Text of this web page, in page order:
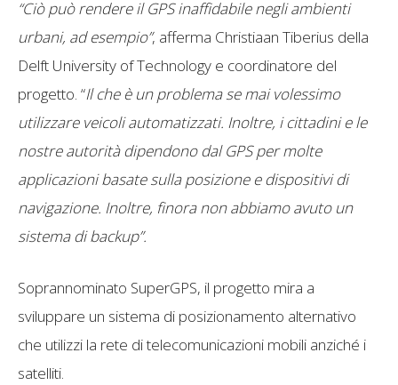
“Ciò può rendere il GPS inaffidabile negli ambienti
urbani, ad esempio”, afferma Christiaan Tiberius della
Delft University of Technology e coordinatore del
progetto. “Il che è un problema se mai volessimo
utilizzare veicoli automatizzati. Inoltre, i cittadini e le
nostre autorità dipendono dal GPS per molte
applicazioni basate sulla posizione e dispositivi di
navigazione. Inoltre, finora non abbiamo avuto un
sistema di backup”.
Soprannominato SuperGPS, il progetto mira a
sviluppare un sistema di posizionamento alternativo
che utilizzi la rete di telecomunicazioni mobili anziché i
satelliti.